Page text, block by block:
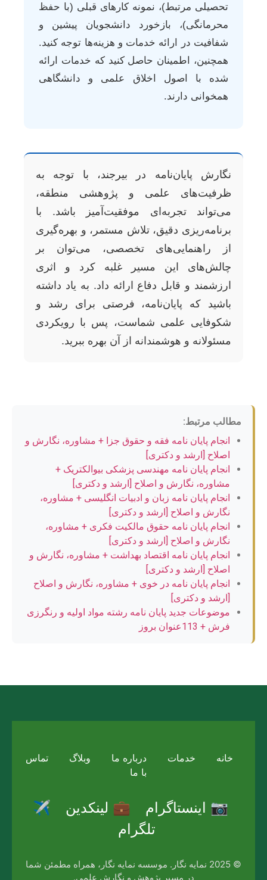
تحصیلی مرتبط)، نمونه کارهای قبلی (با حفظ
محرمانگی)، بازخورد دانشجویان پیشین و
شفافیت در ارائه خدمات و هزینه‌ها توجه کنید.
همچنین، اطمینان حاصل کنید که خدمات ارائه
شده با اصول اخلاق علمی و دانشگاهی
همخوانی دارند.
نگارش پایان‌نامه در بیرجند، با توجه به
ظرفیت‌های علمی و پژوهشی منطقه،
می‌تواند تجربه‌ای موفقیت‌آمیز باشد. با
برنامه‌ریزی دقیق، تلاش مستمر، و بهره‌گیری
از راهنمایی‌های تخصصی، می‌توان بر
چالش‌های این مسیر غلبه کرد و اثری
ارزشمند و قابل دفاع ارائه داد. به یاد داشته
باشید که پایان‌نامه، فرصتی برای رشد و
شکوفایی علمی شماست، پس با رویکردی
مسئولانه و هوشمندانه از آن بهره ببرید.
مطالب مرتبط:
انجام پایان نامه فقه و حقوق جزا + مشاوره، نگارش و
اصلاح [ارشد و دکتری]
انجام پایان نامه مهندسی پزشکی بیوالکتریک +
مشاوره، نگارش و اصلاح [ارشد و دکتری]
انجام پایان نامه زبان و ادبیات انگلیسی + مشاوره،
نگارش و اصلاح [ارشد و دکتری]
انجام پایان نامه حقوق مالکیت فکری + مشاوره،
نگارش و اصلاح [ارشد و دکتری]
انجام پایان نامه اقتصاد بهداشت + مشاوره، نگارش و
اصلاح [ارشد و دکتری]
انجام پایان نامه در خوی + مشاوره، نگارش و اصلاح
[ارشد و دکتری]
موضوعات جدید پایان نامه رشته مواد اولیه و رنگرزی
فرش + 113عنوان بروز
خانه خدمات درباره ما وبلاگ
تماس
با ما
📷 اینستاگرام 💼 لینکدین
✈️
تلگرام
© 2025 نمایه نگار. موسسه نمایه نگار، همراه مطمئن شما
در مسیر پژوهش و نگارش علمی.